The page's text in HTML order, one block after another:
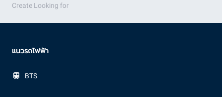
Create Looking for
แนวรถไฟฟ้า
BTS